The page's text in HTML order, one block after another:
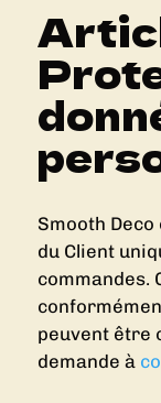
Smooth
du Client
commandes.
peuvent être
demande à